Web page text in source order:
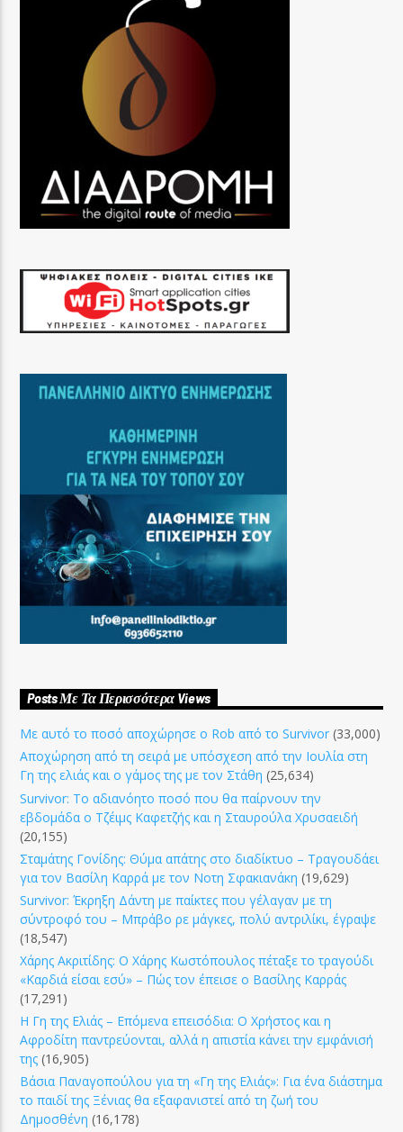
Posts Με Τα Περισσότερα Views
Με αυτό το ποσό αποχώρησε ο Rob από το Survivor (33,000)
Αποχώρηση από τη σειρά με υπόσχεση από την Ιουλία στη
Γη της ελιάς και ο γάμος της με τον Στάθη (25,634)
Survivor: Το αδιανόητο ποσό που θα παίρνουν την
εβδομάδα ο Τζέιμς Καφετζής και η Σταυρούλα Χρυσαειδή
(20,155)
Σταμάτης Γονίδης: Θύμα απάτης στο διαδίκτυο – Τραγουδάει
για τον Βασίλη Καρρά με τον Νοτη Σφακιανάκη (19,629)
Survivor: Έκρηξη Δάντη με παίκτες που γέλαγαν με τη
σύντροφό του – Μπράβο ρε μάγκες, πολύ αντριλίκι, έγραψε
(18,547)
Χάρης Ακριτίδης: Ο Χάρης Κωστόπουλος πέταξε το τραγούδι
«Καρδιά είσαι εσύ» – Πώς τον έπεισε ο Βασίλης Καρράς
(17,291)
Η Γη της Ελιάς – Επόμενα επεισόδια: Ο Χρήστος και η
Αφροδίτη παντρεύονται, αλλά η απιστία κάνει την εμφάνισή
της (16,905)
Βάσια Παναγοπούλου για τη «Γη της Ελιάς»: Για ένα διάστημα
το παιδί της Ξένιας θα εξαφανιστεί από τη ζωή του
Δημοσθένη (16,178)